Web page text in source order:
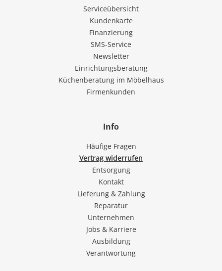
Serviceübersicht
Kundenkarte
Finanzierung
SMS-Service
Newsletter
Einrichtungsberatung
Küchenberatung im Möbelhaus
Firmenkunden
Info
Häufige Fragen
Vertrag widerrufen
Entsorgung
Kontakt
Lieferung & Zahlung
Reparatur
Unternehmen
Jobs & Karriere
Ausbildung
Verantwortung